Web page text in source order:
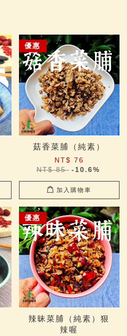
優惠
菇香菜脯（純素）
NT$ 76
NT$ 85 -10.6%
加入購物車
優惠
辣昧菜脯（純素）狠
辣喔